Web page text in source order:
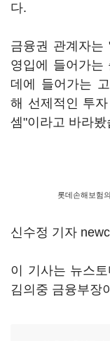
다.
금융권 관계자는
영입에 들어가는
데에 들어가는
해 선제적인 투
셈"이라고 바라봤
롯데손해보험
신수정 기자
이 기사는 뉴스
김의중 금융부장